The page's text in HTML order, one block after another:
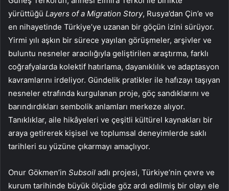
yürüttüğü Layers of a Migration Story, Rusya’dan Çin’e ve
en nihayetinde Türkiye’ye uzanan bir göçün izini sürüyor.
Yirmi yılı aşkın bir sürece yayılan görüşmeler, arşivler ve
buluntu nesneler aracılığıyla geliştirilen araştırma, farklı
coğrafyalarda kolektif hatırlama, dayanıklılık ve adaptasyon
kavramlarını irdeliyor. Gündelik pratikler ile hafızayı taşıyan
nesneler etrafında kurgulanan proje, göç sandıklarını ve
barındırdıkları sembolik anlamları merkeze alıyor.
Tanıklıklar, aile hikâyeleri ve çeşitli kültürel kaynakları bir
araya getirerek kişisel ve toplumsal deneyimlerde saklı
tarihleri su yüzüne çıkarmayı amaçlıyor.
Onur Gökmen’in Subsoil adlı projesi, Türkiye’nin çevre ve
kurum tarihinde büyük ölçüde göz ardı edilmiş bir olayı ele